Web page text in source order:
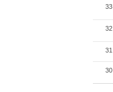
33
32
31
30